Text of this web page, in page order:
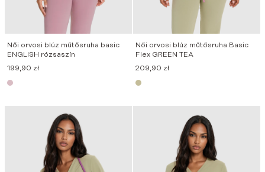
Női orvosi blúz műtősruha basic
ENGLISH rózsaszín
199,90 zł
Női orvosi blúz műtősruha Basic
Flex GREEN TEA
209,90 zł